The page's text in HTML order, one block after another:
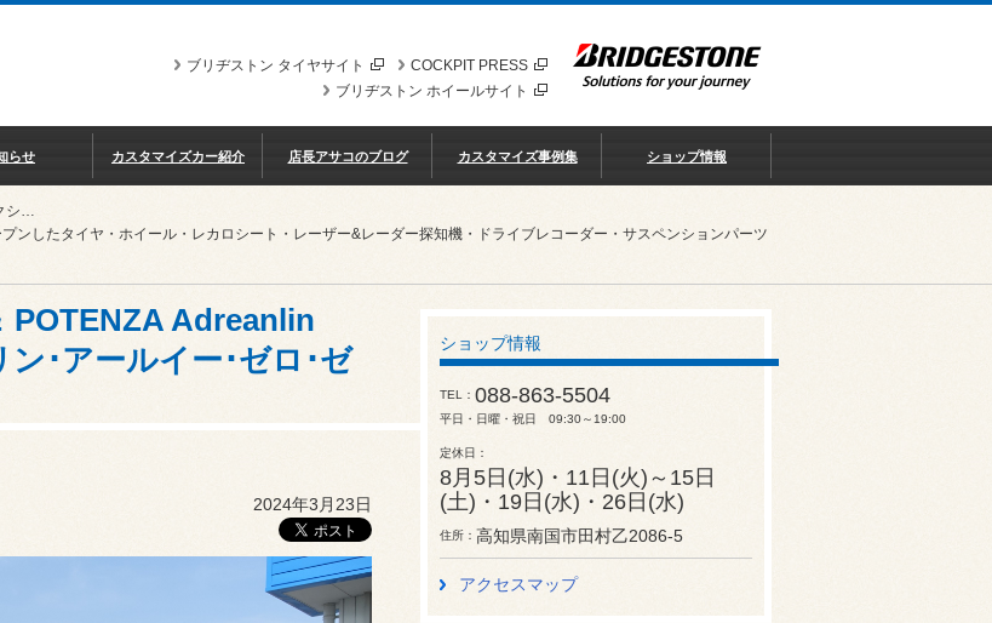
COCKPIT PRESS
ブリヂストン タイヤサイト
ブリヂストン ホイールサイト
らせ カスタマイズカー紹介 店長アサコのブログ カスタマイズ事例集 ショップ情報
スバル エクシーガ（YA5）＆ POTENZA Adreanlin RE004（ポテンザ アドレナリン･アールイー･ゼロ･ゼロ･フォー）
ンしたタイヤ・ホイール・レカロシート・レーザー&レーダー探知機・ドライブレコーダー・サスペンションパーツ
POTENZA Adreanlin
･アールイー･ゼロ･ゼ
2024年3月23日
ショップ情報
TEL 088-863-5504
平日・日曜・祝日 09:30～19:00
定休日
8月5日(水)・11日(火)～15日
(土)・19日(水)・26日(水)
住所 高知県南国市田村乙2086-5
アクセスマップ